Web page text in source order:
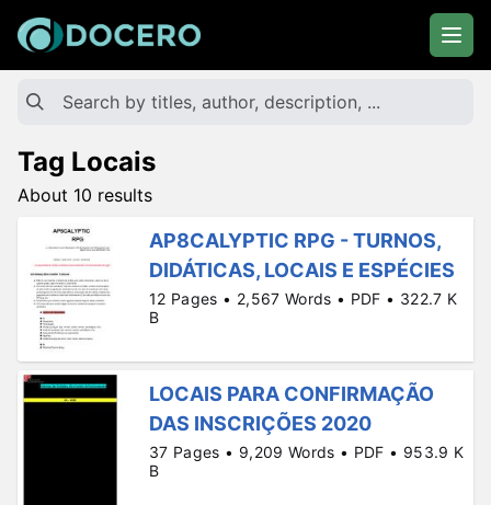
Tag Locais
About 10 results
AP8CALYPTIC RPG - TURNOS,
DIDÁTICAS, LOCAIS E ESPÉCIES
12 Pages • 2,567 Words • PDF • 322.7 K
B
LOCAIS PARA CONFIRMAÇÃO
DAS INSCRIÇÕES 2020
37 Pages • 9,209 Words • PDF • 953.9 K
B